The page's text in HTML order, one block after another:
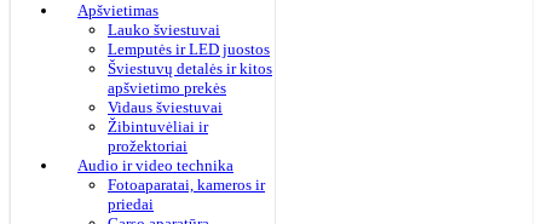
Apšvietimas
Lauko šviestuvai
Lemputės ir LED juostos
Šviestuvų detalės ir kitos
apšvietimo prekės
Vidaus šviestuvai
Žibintuvėliai ir
prožektoriai
Audio ir video technika
Fotoaparatai, kameros ir
priedai